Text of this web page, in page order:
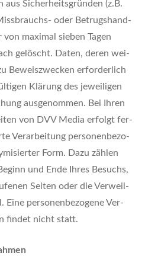
aus Sicher­heits­grün­den (z.B.
oder Betrugs­hand­
von maxi­mal sie­ben Tagen
gelöscht. Daten, deren wei­
Beweis­zwe­cken erfor­der­lich
Klä­rung des jewei­li­gen
aus­ge­nom­men. Bei Ihren
von DVV Media erfolgt fer­
Ver­ar­bei­tung per­so­nen­be­zo­
Form. Dazu zäh­len
und Ende Ihres Besuchs,
Sei­ten oder die Ver­weil­
Eine per­so­nen­be­zo­ge­ne Ver­
fin­det nicht statt.